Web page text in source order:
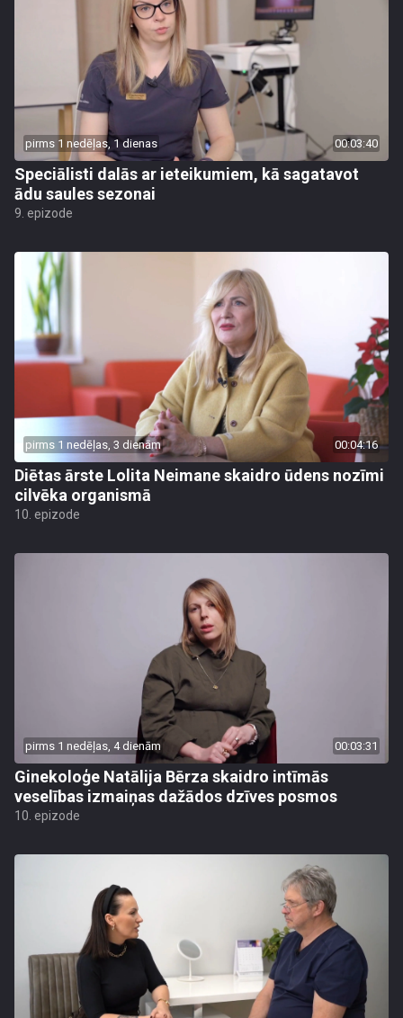
pirms 1 nedēļas, 1 dienas 00:03:40
Speciālisti dalās ar ieteikumiem, kā sagatavot
ādu saules sezonai
9. epizode
pirms 1 nedēļas, 3 dienām 00:04:16
Diētas ārste Lolita Neimane skaidro ūdens nozīmi
cilvēka organismā
10. epizode
pirms 1 nedēļas, 4 dienām 00:03:31
Ginekoloģe Natālija Bērza skaidro intīmās
veselības izmaiņas dažādos dzīves posmos
10. epizode